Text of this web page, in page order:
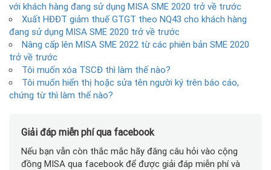
với khách hàng đang sử dụng MISA SME 2020 trở về trước
Xuất HĐĐT giảm thuế GTGT theo NQ43 cho khách hàng
đang sử dụng MISA SME 2020 trở về trước
Nâng cấp lên MISA SME 2022 từ các phiên bản SME 2020
trở về trước
Tôi muốn xóa TSCĐ thì làm thế nào?
Tôi muốn hiển thị hoặc sửa tên người ký trên báo cáo,
chứng từ thì làm thế nào?
Giải đáp miễn phí qua facebook
Nếu bạn vẫn còn thắc mắc hãy đăng câu hỏi vào cộng
đồng MISA qua facebook để được giải đáp miễn phí và